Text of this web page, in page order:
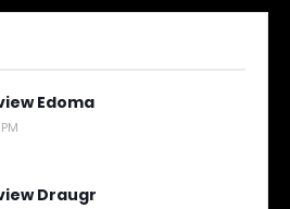
Edoma
Draugr